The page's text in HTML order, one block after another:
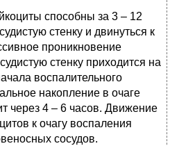
способны за 3 – 12
стенку и двинуться к
проникновение
стенку приходится на
воспалительного
накопление в очаге
через 4 – 6 часов. Движение
к очагу воспаления
сосудов.